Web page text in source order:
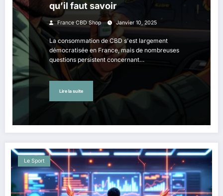
qu’il faut savoir
France CBD Shop Janvier 10, 2025
La consommation de CBD s'est largement
démocratisée en France, mais de nombreuses
questions persistent concernant…
Lire la suite
Le Sport